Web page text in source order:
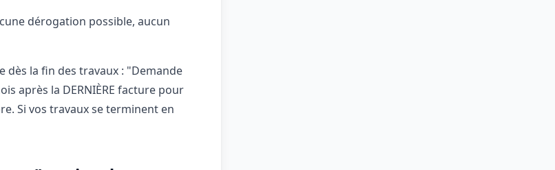
dérogation possible, aucun
la fin des travaux : "Demande
après la DERNIÈRE facture pour
Si vos travaux se terminent en